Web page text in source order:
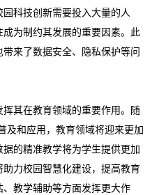
科技创新需要投入大量的人
为制约其发展的重要因素。此
来了数据安全、隐私保护等问
其在教育领域的重要作用。随
及和应用，教育领域将迎来更加
的精准教学将为学生提供更加
力校园智慧化建设，提高教育
教学辅助等方面发挥更大作